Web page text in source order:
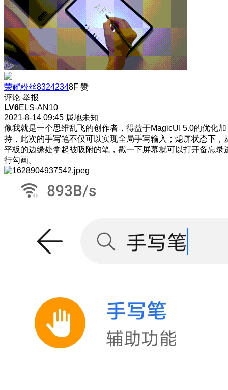
荣耀粉丝83242348F 赞
评论 举报
LV6ELS-AN10
2021-8-14 09:45 属地未知
像我就是一个思维乱飞的创作者，得益于MagicUI 5.0的优化加
持，此次的手写笔不仅可以实现全局手写输入；熄屏状态下，
平板的边缘处拿起被吸附的笔，戳一下屏幕就可以打开备忘录
行勾画。